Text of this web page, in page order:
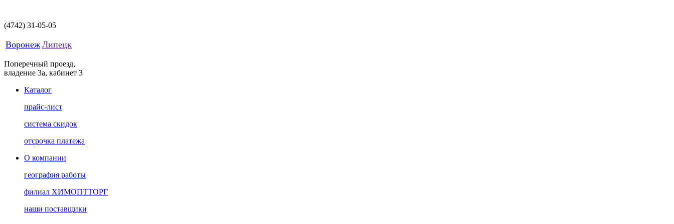
(4742) 31-05-05
Воронеж Липецк
Поперечный проезд,
владение 3а, кабинет 3
Каталог
прайс-лист
система скидок
отсрочка платежа
О компании
география работы
филиал ХИМОПТТОРГ
наши поставщики